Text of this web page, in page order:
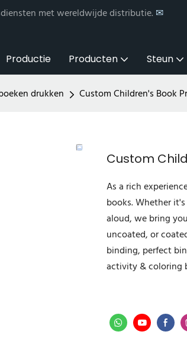
met wereldwijde distributie. ✉
Productie Producten Steun
drukken Custom Children's Book
Custom
As a rich
books. Whether
aloud, we bring
uncoated, or
binding, perfect
activity & coloring